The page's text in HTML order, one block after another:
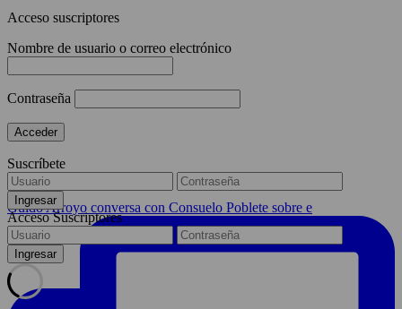
Guido Arroyo conversa con Consuelo Poblete sobre e
Acceso suscriptores
Nombre de usuario o correo electrónico
Contraseña
Suscríbete
Acceso Suscriptores